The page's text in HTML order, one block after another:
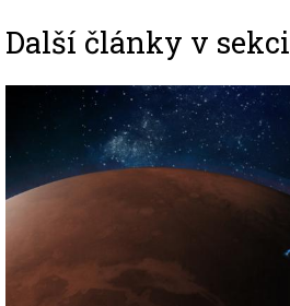
Další články v sekci
Image